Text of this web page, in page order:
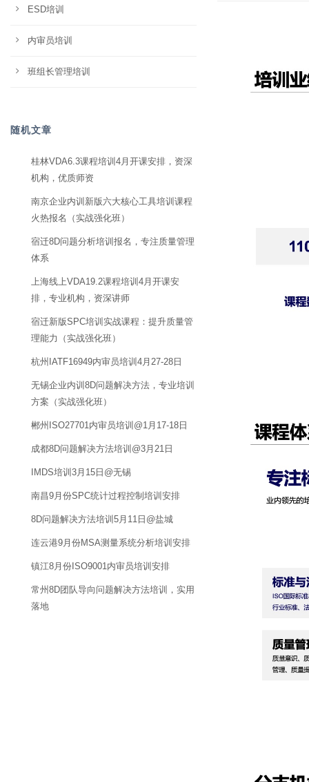
ESD培训
内审员培训
班组长管理培训
随机文章
桂林VDA6.3课程培训4月开课安排，资深
机构，优质师资
南京企业内训新版六大核心工具培训课程
火热报名（实战强化班）
宿迁8D问题分析培训报名，专注质量管理
体系
上海线上VDA19.2课程培训4月开课安
排，专业机构，资深讲师
宿迁新版SPC培训实战课程：提升质量管
理能力（实战强化班）
杭州IATF16949内审员培训4月27-28日
无锡企业内训8D问题解决方法，专业培训
方案（实战强化班）
郴州ISO27701内审员培训@1月17-18日
成都8D问题解决方法培训@3月21日
IMDS培训3月15日@无锡
南昌9月份SPC统计过程控制培训安排
8D问题解决方法培训5月11日@盐城
连云港9月份MSA测量系统分析培训安排
镇江8月份ISO9001内审员培训安排
常州8D团队导向问题解决方法培训，实用
落地